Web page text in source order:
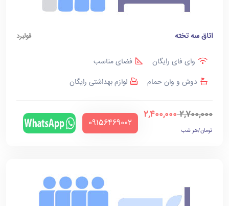
اتاق سه تخته فولبرد
وای فای رایگان
فضای مناسب
دوش و وان حمام
لوازم بهداشتی رایگان
2,700,000
2,400,000
تومان/هر شب
‪09156469002‬